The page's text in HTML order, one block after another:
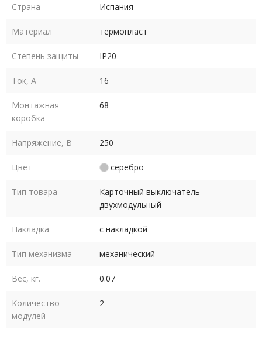
Страна Испания
Материал термопласт
Степень защиты IP20
Ток, А 16
Монтажная
коробка
68
Напряжение, В 250
Цвет серебро
Тип товара
Карточный выключатель
двухмодульный
Накладка с накладкой
Тип механизма механический
Вес, кг. 0.07
Количество
модулей
2